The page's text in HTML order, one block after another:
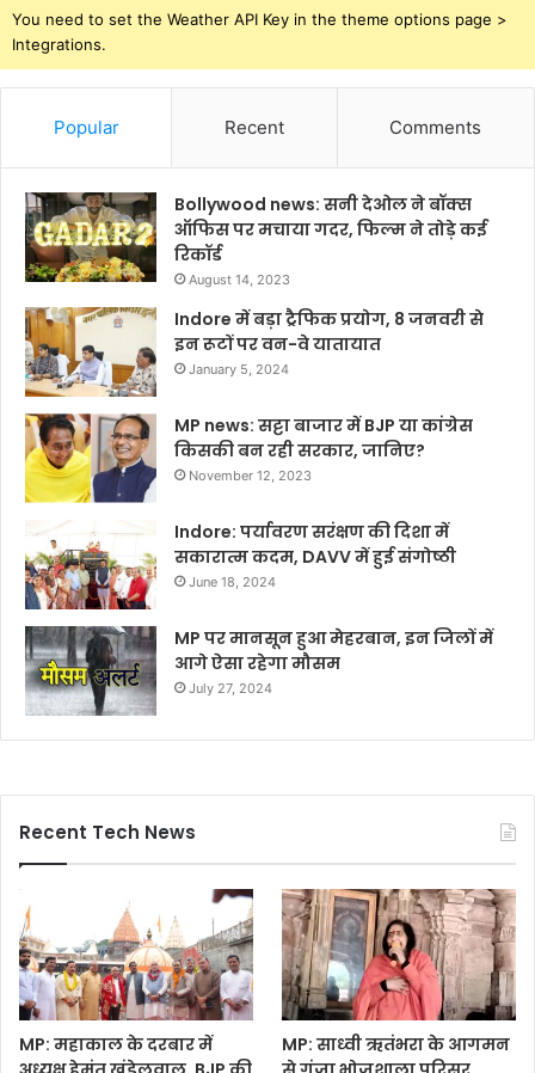
You need to set the Weather API Key in the theme options page >
Integrations.
Popular Recent Comments
Bollywood news: सनी देओल ने बॉक्स
ऑफिस पर मचाया गदर, फिल्म ने तोड़े कई
रिकॉर्ड
August 14, 2023
Indore में बड़ा ट्रैफिक प्रयोग, 8 जनवरी से
इन रूटों पर वन-वे यातायात
January 5, 2024
MP news: सट्टा बाजार में BJP या कांग्रेस
किसकी बन रही सरकार, जानिए?
November 12, 2023
Indore: पर्यावरण सरंक्षण की दिशा में
सकारात्म कदम, DAVV में हुई संगोष्ठी
June 18, 2024
MP पर मानसून हुआ मेहरबान, इन जिलों में
आगे ऐसा रहेगा मौसम
July 27, 2024
Recent Tech News
MP: महाकाल के दरबार में
MP: साध्वी ऋतंभरा के आगमन